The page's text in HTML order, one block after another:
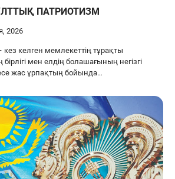
ПАТРИОТИЗМ
2026
келген мемлекеттің тұрақты
мен елдің болашағының негізгі
жас ұрпақтың бойында…